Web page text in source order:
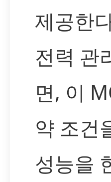
제공한
전력 관
면, 이
약 조건
성능을